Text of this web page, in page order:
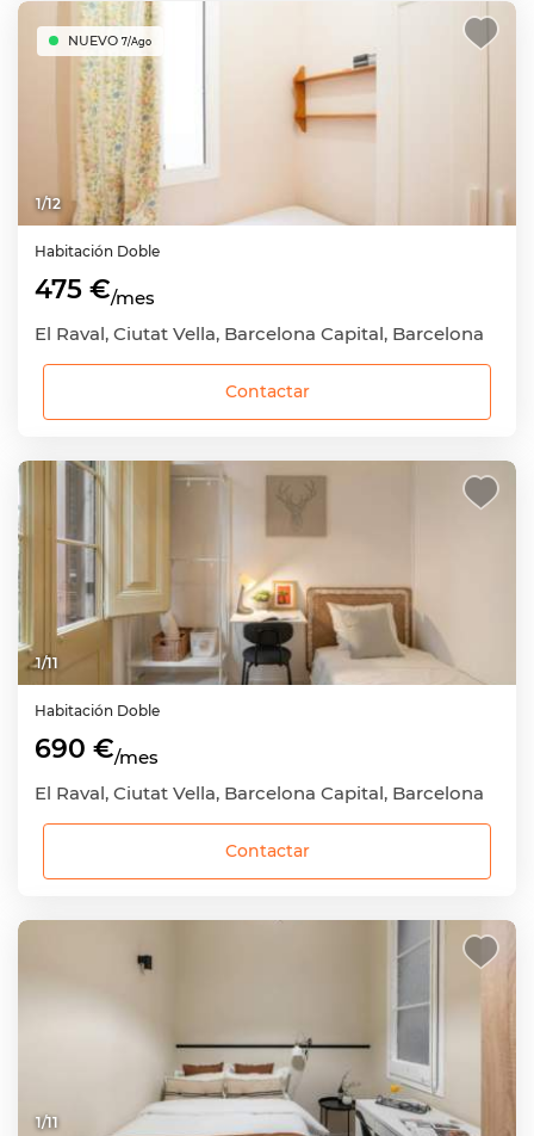
1/12
NUEVO 7/Ago
Habitación Doble
475 €/mes
El Raval, Ciutat Vella, Barcelona Capital, Barcelona
Contactar
1/11
Habitación Doble
690 €/mes
El Raval, Ciutat Vella, Barcelona Capital, Barcelona
Contactar
1/11